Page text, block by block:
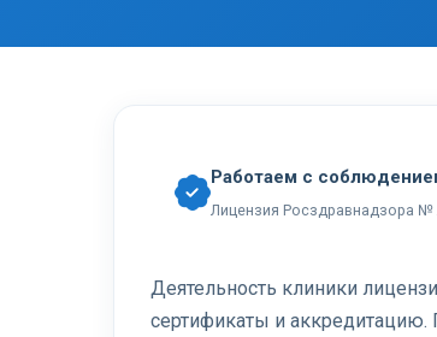
Работаем с
Лицензия Росздравнадзора №
Деятельность клиники
сертификаты и